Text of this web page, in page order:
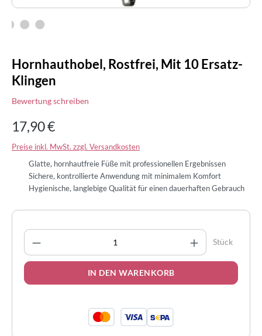
Hornhauthobel, Rostfrei, Mit 10 Ersatz-
Klingen
Bewertung schreiben
17,90 €
Preise inkl. MwSt. zzgl. Versandkosten
Glatte, hornhautfreie Füße mit professionellen Ergebnissen
Sichere, kontrollierte Anwendung mit minimalem Komfort
Hygienische, langlebige Qualität für einen dauerhaften Gebrauch
Produkt Anzahl: Gib den gewünschten
Stück
IN DEN WARENKORB